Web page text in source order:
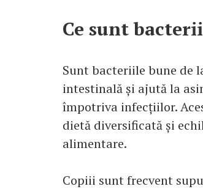
Ce sunt
Sunt bacteriile bune de
intestinală și ajută la
împotriva infecțiilor.
dietă diversificată și
alimentare.
Copiii sunt frecvent